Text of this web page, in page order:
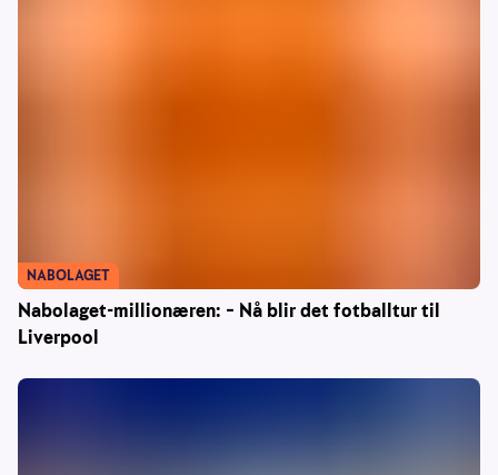
Nabolaget-millionæren: – Nå blir det fotballtur til
Liverpool
NABOLAGET